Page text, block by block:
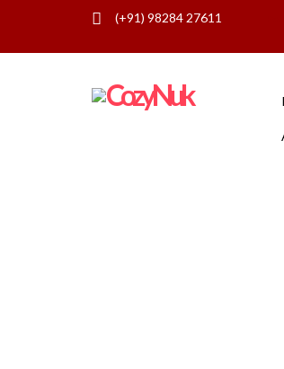
(+91) 98284 27611